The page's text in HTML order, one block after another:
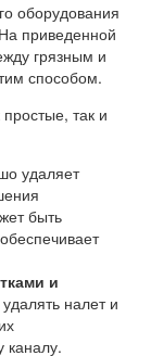
оборудования
приведенной
грязным и
способом.
так и
удаляет
быть
и
налет и
каналу.